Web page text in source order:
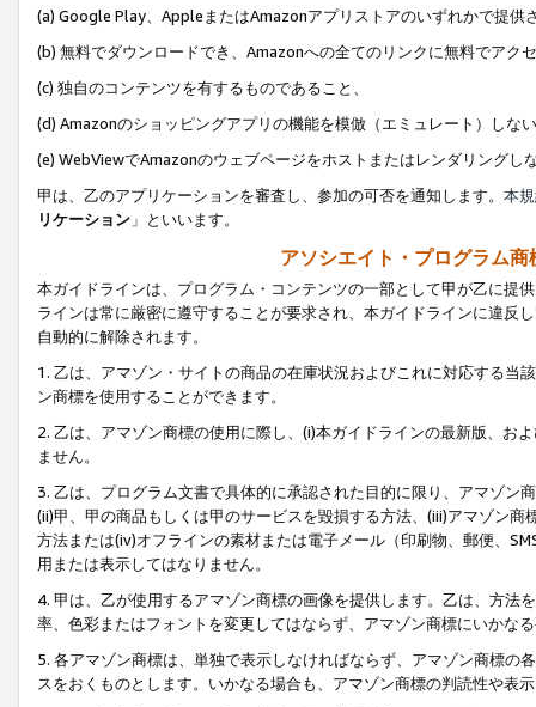
(a) Google Play、AppleまたはAmazonアプリストアのいずれかで提供
(b) 無料でダウンロードでき、Amazonへの全てのリンクに無料でアク
(c) 独自のコンテンツを有するものであること、
(d) Amazonのショッピングアプリの機能を模倣（エミュレート）しな
(e) WebViewでAmazonのウェブページをホストまたはレンダリングし
甲は、乙のアプリケーションを審査し、参加の可否を通知します。 本
リケーション 」といいます。
アソシエイト・プログラム
本ガイドラインは、プログラム・コンテンツの一部として甲が乙に提
ラインは常に厳密に遵守することが要求され、本ガイドラインに違反
自動的に解除されます。
1. 乙は、アマゾン・サイトの商品の在庫状況およびこれに対応する
ン商標を使用することができます。
2. 乙は、アマゾン商標の使用に際し、(i)本ガイドラインの最新版、お
ません。
3. 乙は、プログラム文書で具体的に承認された目的に限り、アマゾン
(ii)甲、甲の商品もしくは甲のサービスを毀損する方法、(iii)アマゾン
方法または(iv)オフラインの素材または電子メール（印刷物、郵便、
用または表示してはなりません。
4. 甲は、乙が使用するアマゾン商標の画像を提供します。乙は、方
率、色彩またはフォントを変更してはならず、アマゾン商標にいかな
5. 各アマゾン商標は、単独で表示しなければならず、アマゾン商標
スをおくものとします。いかなる場合も、アマゾン商標の判読性や表